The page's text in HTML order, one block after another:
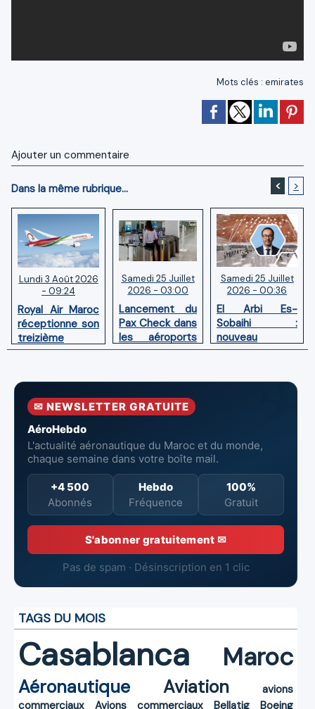
Mots clés : emirates
Ajouter un commentaire
Dans la même rubrique... < >
Lundi 3 Août 2026
- 09:24
Royal Air Maroc
réceptionne son
treizième
Boeing 787
Samedi 25 Juillet
2026 - 03:00
Lancement du
Pax Check dans
les aéroports
du Maroc
Samedi 25 Juillet
2026 - 00:36
El Arbi Es-
Sobaihi :
nouveau
directeur à la
l’Aéroport
Mohammed V
✉ NEWSLETTER GRATUITE
AéroHebdo
L'actualité aéronautique du Maroc et du monde,
chaque semaine dans votre boîte mail.
+4 500
Abonnés
Hebdo
Fréquence
100%
Gratuit
S'abonner gratuitement ✉
Pas de spam · Désinscription en 1 clic
TAGS DU MOIS
Casablanca Maroc
Aéronautique Aviation
avions
commerciaux
Avions commerciaux Bellatig Boeing